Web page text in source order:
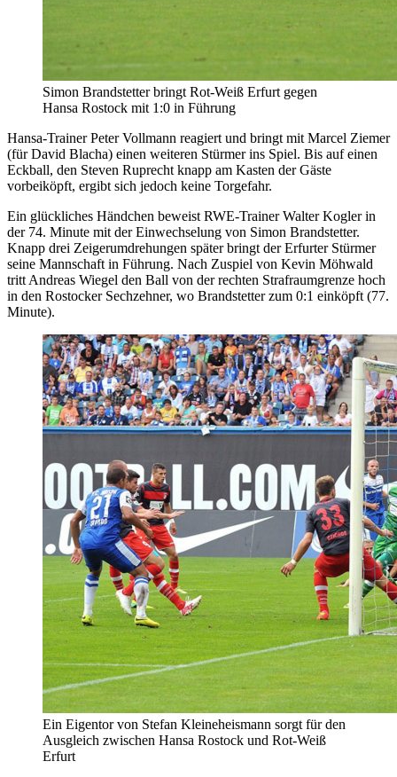
Simon Brandstetter bringt Rot-Weiß Erfurt gegen
Hansa Rostock mit 1:0 in Führung
Hansa-Trainer Peter Vollmann reagiert und bringt mit Marcel Ziemer
(für David Blacha) einen weiteren Stürmer ins Spiel. Bis auf einen
Eckball, den Steven Ruprecht knapp am Kasten der Gäste
vorbeiköpft, ergibt sich jedoch keine Torgefahr.
Ein glückliches Händchen beweist RWE-Trainer Walter Kogler in
der 74. Minute mit der Einwechselung von Simon Brandstetter.
Knapp drei Zeigerumdrehungen später bringt der Erfurter Stürmer
seine Mannschaft in Führung. Nach Zuspiel von Kevin Möhwald
tritt Andreas Wiegel den Ball von der rechten Strafraumgrenze hoch
in den Rostocker Sechzehner, wo Brandstetter zum 0:1 einköpft (77.
Minute).
Ein Eigentor von Stefan Kleineheismann sorgt für den
Ausgleich zwischen Hansa Rostock und Rot-Weiß
Erfurt